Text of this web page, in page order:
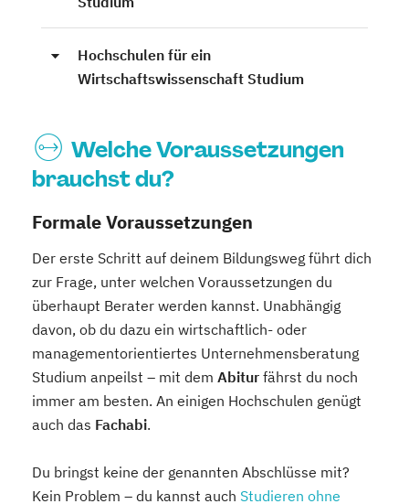
Hochschulen für ein
Wirtschaftswissenschaft Studium
Welche Voraussetzungen
brauchst du?
Formale Voraussetzungen
Der erste Schritt auf deinem Bildungsweg führt dich
zur Frage, unter welchen Voraussetzungen du
überhaupt Berater werden kannst. Unabhängig
davon, ob du dazu ein wirtschaftlich- oder
managementorientiertes Unternehmensberatung
Studium anpeilst – mit dem Abitur fährst du noch
immer am besten. An einigen Hochschulen genügt
auch das Fachabi.
Du bringst keine der genannten Abschlüsse mit?
Kein Problem – du kannst auch Studieren ohne